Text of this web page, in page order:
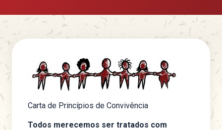
Carta de Princípios de Convivência
Todos merecemos ser tratados com